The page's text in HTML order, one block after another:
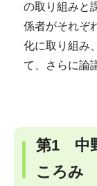
の取り組みと
係者がそれぞ
化に取り組み
て、さらに論
第1 中
ころみ